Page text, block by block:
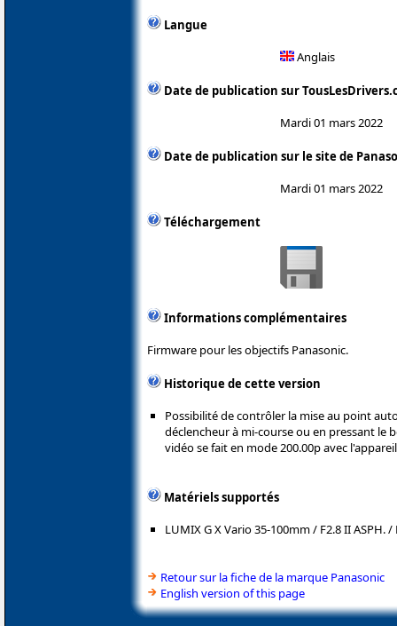
Langue
Anglais
Date de publication sur
Mardi 01 mars 2022
Date de publication sur le site de
Mardi 01 mars 2022
Téléchargement
Informations complémentaires
Firmware pour les objectifs Panasonic.
Historique de cette version
Possibilité de contrôler la mise au point
déclencheur à mi-course ou en pressant le
vidéo se fait en mode 200.00p avec
Matériels supportés
LUMIX G X Vario 35-100mm / F2.8 II ASPH. /
Retour sur la fiche de la marque Panasonic
English version of this page